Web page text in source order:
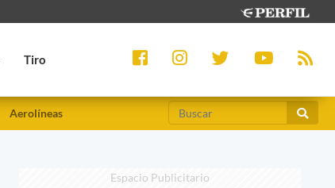
Tiro
Aerolíneas
Espacio Publicitario